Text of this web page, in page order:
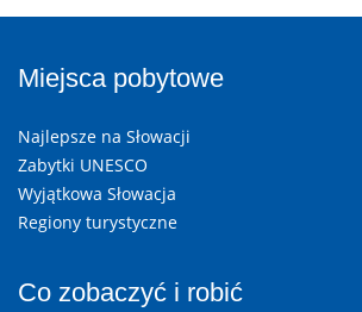
Miejsca pobytowe
Najlepsze na Słowacji
Zabytki UNESCO
Wyjątkowa Słowacja
Regiony turystyczne
Co zobaczyć i robić